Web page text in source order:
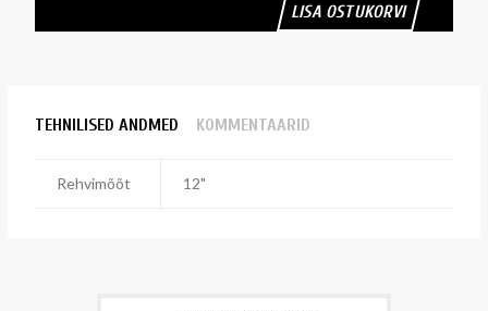
LISA OSTUKORVI
TEHNILISED ANDMED KOMMENTAARID
Rehvimõõt 12"